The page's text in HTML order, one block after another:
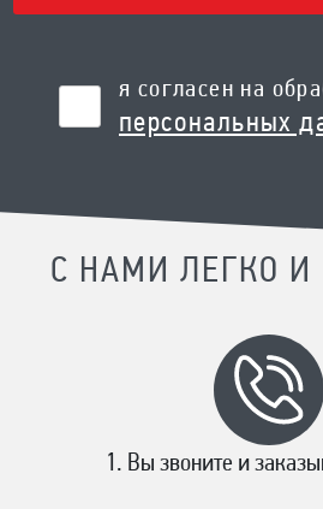
я согласен на
персональных
С НАМИ ЛЕГКО
Вы звоните и